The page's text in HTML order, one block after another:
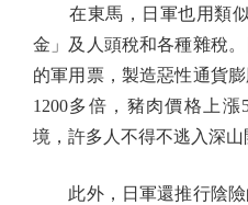
在東馬，日軍也用類似
金」及人頭稅和各種雜稅
的軍用票，製造惡性通貨
1200多倍，豬肉價格上
境，許多人不得不逃入深山
此外，日軍還推行陰險